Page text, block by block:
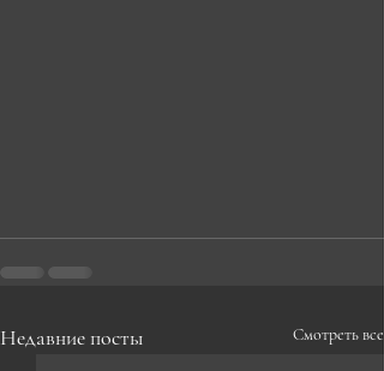
Недавние посты Смотреть все